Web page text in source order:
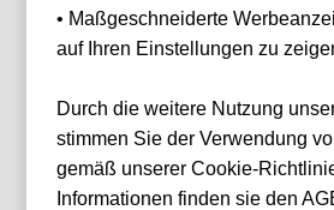
• Maßgeschneiderte
auf Ihren Einstellungen zu
Durch die weitere Nutzung
stimmen Sie der Verwendung
gemäß unserer Cookie-
Informationen finden sie den